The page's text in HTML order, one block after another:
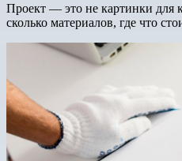
Проект — это не картинки для
сколько материалов, где что